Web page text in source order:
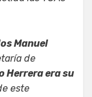
Manuel
de
Herrera era su
este